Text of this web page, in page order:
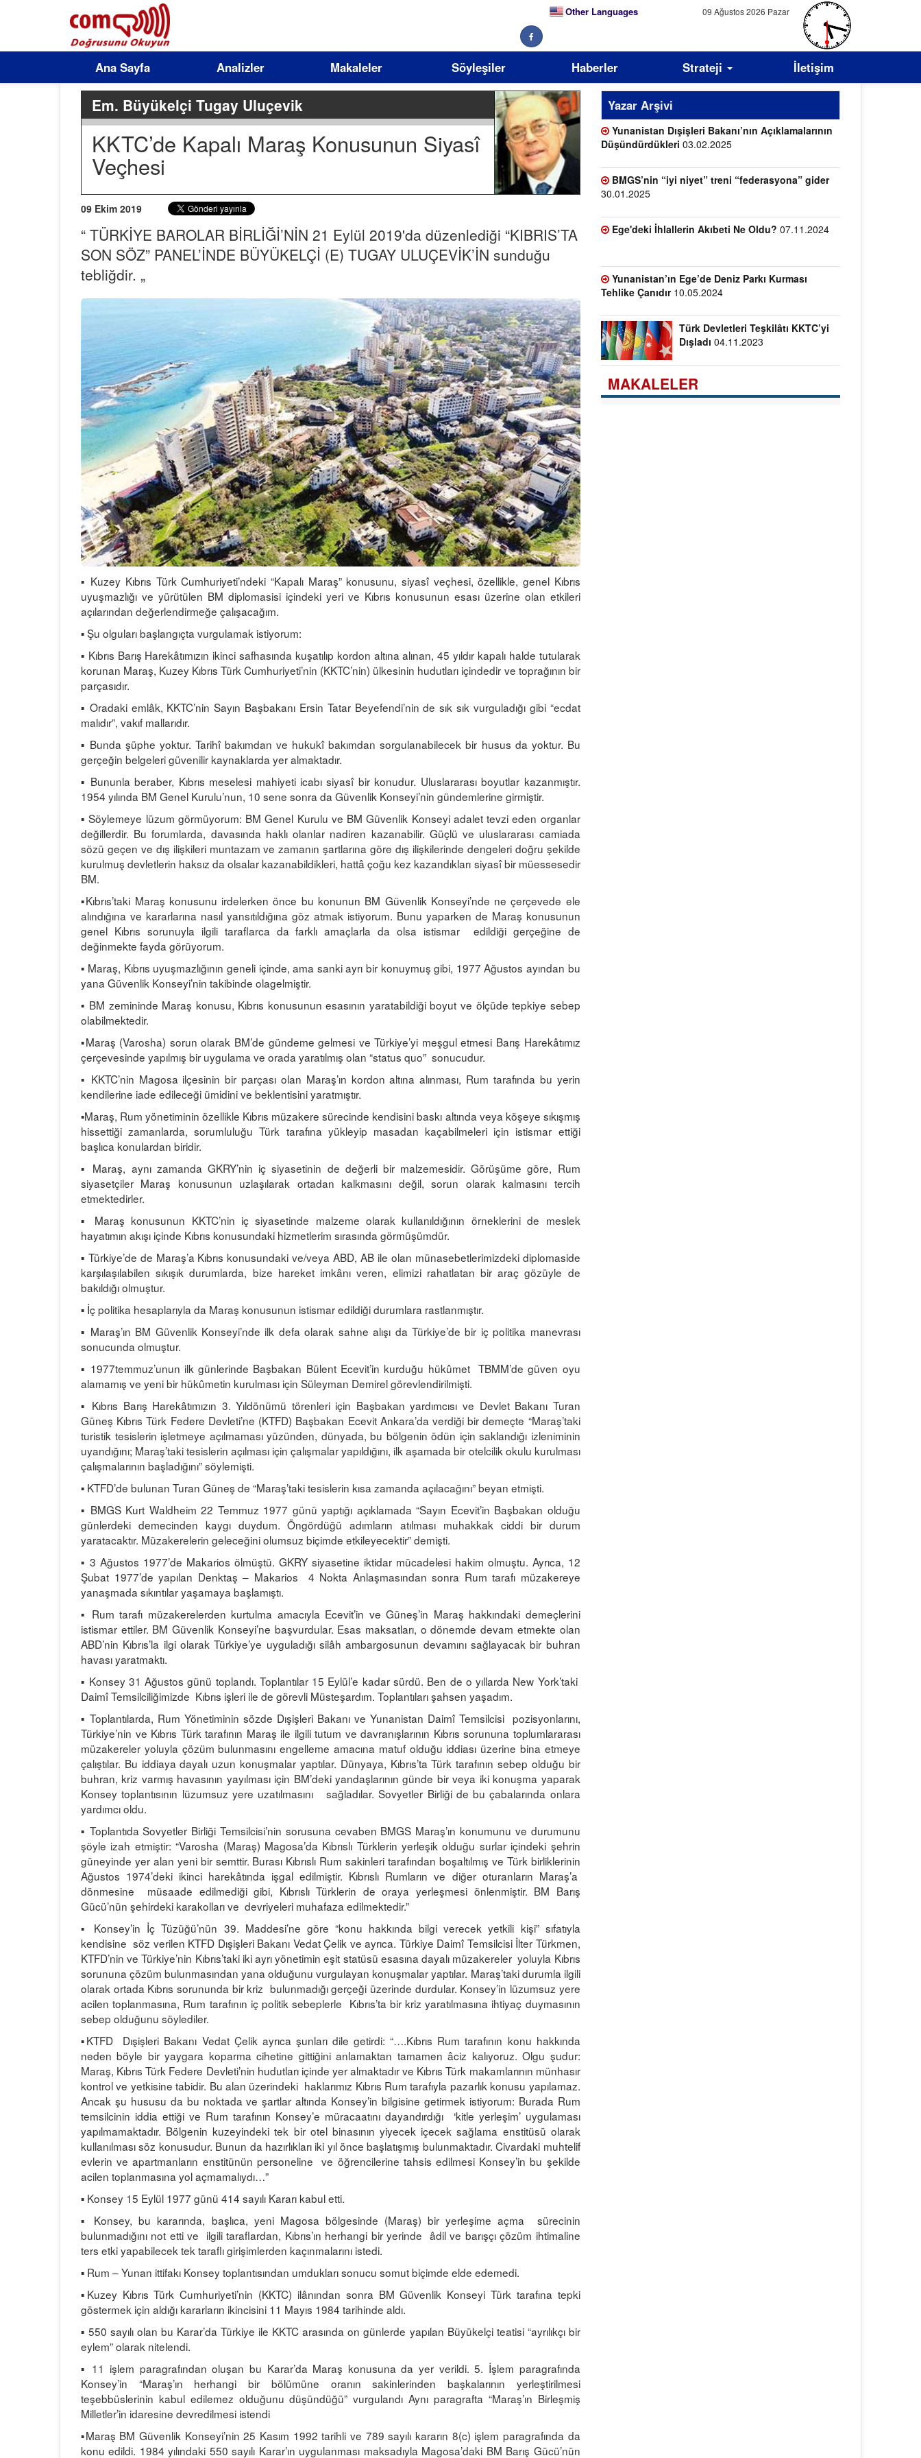
09 Ağustos 2026 Pazar
Other Languages
Ana Sayfa Analizler Makaleler Söyleşiler Haberler Strateji İletişim
Em. Büyükelçi Tugay Uluçevik
KKTC’de Kapalı Maraş Konusunun Siyasî
Veçhesi
09 Ekim 2019
“ TÜRKİYE BAROLAR BİRLİĞİ’NİN 21 Eylül 2019'da düzenlediği “KIBRIS’TA
SON SÖZ” PANEL’İNDE BÜYÜKELÇİ (E) TUGAY ULUÇEVİK’İN sunduğu
tebliğdir. „
▪ Kuzey Kıbrıs Türk Cumhuriyeti’ndeki “Kapalı Maraş” konusunu, siyasî veçhesi, özellikle, genel Kıbrıs
uyuşmazlığı ve yürütülen BM diplomasisi içindeki yeri ve Kıbrıs konusunun esası üzerine olan etkileri
açılarından değerlendirmeğe çalışacağım.
▪ Şu olguları başlangıçta vurgulamak istiyorum:
▪ Kıbrıs Barış Harekâtımızın ikinci safhasında kuşatılıp kordon altına alınan, 45 yıldır kapalı halde tutularak
korunan Maraş, Kuzey Kıbrıs Türk Cumhuriyeti’nin (KKTC’nin) ülkesinin hudutları içindedir ve toprağının bir
parçasıdır.
▪ Oradaki emlâk, KKTC’nin Sayın Başbakanı Ersin Tatar Beyefendi’nin de sık sık vurguladığı gibi “ecdat
malıdır”, vakıf mallarıdır.
▪ Bunda şüphe yoktur. Tarihî bakımdan ve hukukî bakımdan sorgulanabilecek bir husus da yoktur. Bu
gerçeğin belgeleri güvenilir kaynaklarda yer almaktadır.
▪ Bununla beraber, Kıbrıs meselesi mahiyeti icabı siyasî bir konudur. Uluslararası boyutlar kazanmıştır.
1954 yılında BM Genel Kurulu’nun, 10 sene sonra da Güvenlik Konseyi’nin gündemlerine girmiştir.
▪ Söylemeye lüzum görmüyorum: BM Genel Kurulu ve BM Güvenlik Konseyi adalet tevzi eden organlar
değillerdir. Bu forumlarda, davasında haklı olanlar nadiren kazanabilir. Güçlü ve uluslararası camiada
sözü geçen ve dış ilişkileri muntazam ve zamanın şartlarına göre dış ilişkilerinde dengeleri doğru şekilde
kurulmuş devletlerin haksız da olsalar kazanabildikleri, hattâ çoğu kez kazandıkları siyasî bir müessesedir
BM.
▪Kıbrıs’taki Maraş konusunu irdelerken önce bu konunun BM Güvenlik Konseyi’nde ne çerçevede ele
alındığına ve kararlarına nasıl yansıtıldığına göz atmak istiyorum. Bunu yaparken de Maraş konusunun
genel Kıbrıs sorunuyla ilgili taraflarca da farklı amaçlarla da olsa istismar edildiği gerçeğine de
değinmekte fayda görüyorum.
▪ Maraş, Kıbrıs uyuşmazlığının geneli içinde, ama sanki ayrı bir konuymuş gibi, 1977 Ağustos ayından bu
yana Güvenlik Konseyi’nin takibinde olagelmiştir.
▪ BM zemininde Maraş konusu, Kıbrıs konusunun esasının yaratabildiği boyut ve ölçüde tepkiye sebep
olabilmektedir.
▪Maraş (Varosha) sorun olarak BM’de gündeme gelmesi ve Türkiye’yi meşgul etmesi Barış Harekâtımız
çerçevesinde yapılmış bir uygulama ve orada yaratılmış olan “status quo” sonucudur.
▪ KKTC’nin Magosa ilçesinin bir parçası olan Maraş’ın kordon altına alınması, Rum tarafında bu yerin
kendilerine iade edileceği ümidini ve beklentisini yaratmıştır.
▪Maraş, Rum yönetiminin özellikle Kıbrıs müzakere sürecinde kendisini baskı altında veya köşeye sıkışmış
hissettiği zamanlarda, sorumluluğu Türk tarafına yükleyip masadan kaçabilmeleri için istismar ettiği
başlıca konulardan biridir.
▪ Maraş, aynı zamanda GKRY’nin iç siyasetinin de değerli bir malzemesidir. Görüşüme göre, Rum
siyasetçiler Maraş konusunun uzlaşılarak ortadan kalkmasını değil, sorun olarak kalmasını tercih
etmektedirler.
▪ Maraş konusunun KKTC’nin iç siyasetinde malzeme olarak kullanıldığının örneklerini de meslek
hayatımın akışı içinde Kıbrıs konusundaki hizmetlerim sırasında görmüşümdür.
▪ Türkiye’de de Maraş’a Kıbrıs konusundaki ve/veya ABD, AB ile olan münasebetlerimizdeki diplomaside
karşılaşılabilen sıkışık durumlarda, bize hareket imkânı veren, elimizi rahatlatan bir araç gözüyle de
bakıldığı olmuştur.
▪ İç politika hesaplarıyla da Maraş konusunun istismar edildiği durumlara rastlanmıştır.
▪ Maraş’ın BM Güvenlik Konseyi’nde ilk defa olarak sahne alışı da Türkiye’de bir iç politika manevrası
sonucunda olmuştur.
▪ 1977temmuz’unun ilk günlerinde Başbakan Bülent Ecevit’in kurduğu hükûmet TBMM’de güven oyu
alamamış ve yeni bir hükûmetin kurulması için Süleyman Demirel görevlendirilmişti.
▪ Kıbrıs Barış Harekâtımızın 3. Yıldönümü törenleri için Başbakan yardımcısı ve Devlet Bakanı Turan
Güneş Kıbrıs Türk Federe Devleti’ne (KTFD) Başbakan Ecevit Ankara’da verdiği bir demeçte “Maraş’taki
turistik tesislerin işletmeye açılmaması yüzünden, dünyada, bu bölgenin ödün için saklandığı izleniminin
uyandığını; Maraş’taki tesislerin açılması için çalışmalar yapıldığını, ilk aşamada bir otelcilik okulu kurulması
çalışmalarının başladığını” söylemişti.
▪ KTFD’de bulunan Turan Güneş de “Maraş’taki tesislerin kısa zamanda açılacağını” beyan etmişti.
▪ BMGS Kurt Waldheim 22 Temmuz 1977 günü yaptığı açıklamada “Sayın Ecevit’in Başbakan olduğu
günlerdeki demecinden kaygı duydum. Öngördüğü adımların atılması muhakkak ciddi bir durum
yaratacaktır. Müzakerelerin geleceğini olumsuz biçimde etkileyecektir” demişti.
▪ 3 Ağustos 1977’de Makarios ölmüştü. GKRY siyasetine iktidar mücadelesi hakim olmuştu. Ayrıca, 12
Şubat 1977’de yapılan Denktaş – Makarios 4 Nokta Anlaşmasından sonra Rum tarafı müzakereye
yanaşmada sıkıntılar yaşamaya başlamıştı.
▪ Rum tarafı müzakerelerden kurtulma amacıyla Ecevit’in ve Güneş’in Maraş hakkındaki demeçlerini
istismar ettiler. BM Güvenlik Konseyi’ne başvurdular. Esas maksatları, o dönemde devam etmekte olan
ABD’nin Kıbrıs’la ilgi olarak Türkiye’ye uyguladığı silâh ambargosunun devamını sağlayacak bir buhran
havası yaratmaktı.
▪ Konsey 31 Ağustos günü toplandı. Toplantılar 15 Eylül’e kadar sürdü. Ben de o yıllarda New York’taki
Daimî Temsilciliğimizde Kıbrıs işleri ile de görevli Müsteşardım. Toplantıları şahsen yaşadım.
▪ Toplantılarda, Rum Yönetiminin sözde Dışişleri Bakanı ve Yunanistan Daimî Temsilcisi pozisyonlarını,
Türkiye’nin ve Kıbrıs Türk tarafının Maraş ile ilgili tutum ve davranışlarının Kıbrıs sorununa toplumlararası
müzakereler yoluyla çözüm bulunmasını engelleme amacına matuf olduğu iddiası üzerine bina etmeye
çalıştılar. Bu iddiaya dayalı uzun konuşmalar yaptılar. Dünyaya, Kıbrıs’ta Türk tarafının sebep olduğu bir
buhran, kriz varmış havasının yayılması için BM’deki yandaşlarının günde bir veya iki konuşma yaparak
Konsey toplantısının lüzumsuz yere uzatılmasını sağladılar. Sovyetler Birliği de bu çabalarında onlara
yardımcı oldu.
▪ Toplantıda Sovyetler Birliği Temsilcisi’nin sorusuna cevaben BMGS Maraş’ın konumunu ve durumunu
şöyle izah etmiştir: “Varosha (Maraş) Magosa’da Kıbrıslı Türklerin yerleşik olduğu surlar içindeki şehrin
güneyinde yer alan yeni bir semttir. Burası Kıbrıslı Rum sakinleri tarafından boşaltılmış ve Türk birliklerinin
Ağustos 1974’deki ikinci harekâtında işgal edilmiştir. Kıbrıslı Rumların ve diğer oturanların Maraş’a
dönmesine müsaade edilmediği gibi, Kıbrıslı Türklerin de oraya yerleşmesi önlenmiştir. BM Barış
Gücü’nün şehirdeki karakolları ve devriyeleri muhafaza edilmektedir.”
▪ Konsey’in İç Tüzüğü’nün 39. Maddesi’ne göre “konu hakkında bilgi verecek yetkili kişi” sıfatıyla
kendisine söz verilen KTFD Dışişleri Bakanı Vedat Çelik ve ayrıca. Türkiye Daimî Temsilcisi İlter Türkmen,
KTFD’nin ve Türkiye’nin Kıbrıs’taki iki ayrı yönetimin eşit statüsü esasına dayalı müzakereler yoluyla Kıbrıs
sorununa çözüm bulunmasından yana olduğunu vurgulayan konuşmalar yaptılar. Maraş’taki durumla ilgili
olarak ortada Kıbrıs sorununda bir kriz bulunmadığı gerçeği üzerinde durdular. Konsey’in lüzumsuz yere
acilen toplanmasına, Rum tarafının iç politik sebeplerle Kıbrıs’ta bir kriz yaratılmasına ihtiyaç duymasının
sebep olduğunu söylediler.
▪KTFD Dışişleri Bakanı Vedat Çelik ayrıca şunları dile getirdi: “….Kıbrıs Rum tarafının konu hakkında
neden böyle bir yaygara koparma cihetine gittiğini anlamaktan tamamen âciz kalıyoruz. Olgu şudur:
Maraş, Kıbrıs Türk Federe Devleti’nin hudutları içinde yer almaktadır ve Kıbrıs Türk makamlarının münhasır
kontrol ve yetkisine tabidir. Bu alan üzerindeki haklarımız Kıbrıs Rum tarafıyla pazarlık konusu yapılamaz.
Ancak şu hususu da bu noktada ve şartlar altında Konsey’in bilgisine getirmek istiyorum: Burada Rum
temsilcinin iddia ettiği ve Rum tarafının Konsey’e müracaatını dayandırdığı ‘kitle yerleşim’ uygulaması
yapılmamaktadır. Bölgenin kuzeyindeki tek bir otel binasının yiyecek içecek sağlama enstitüsü olarak
kullanılması söz konusudur. Bunun da hazırlıkları iki yıl önce başlatışmış bulunmaktadır. Civardaki muhtelif
evlerin ve apartmanların enstitünün personeline ve öğrencilerine tahsis edilmesi Konsey’in bu şekilde
acilen toplanmasına yol açmamalıydı…”
▪ Konsey 15 Eylül 1977 günü 414 sayılı Kararı kabul etti.
▪ Konsey, bu kararında, başlıca, yeni Magosa bölgesinde (Maraş) bir yerleşime açma sürecinin
bulunmadığını not etti ve ilgili taraflardan, Kıbrıs’ın herhangi bir yerinde âdil ve barışçı çözüm ihtimaline
ters etki yapabilecek tek taraflı girişimlerden kaçınmalarını istedi.
▪ Rum – Yunan ittifakı Konsey toplantısından umdukları sonucu somut biçimde elde edemedi.
▪Kuzey Kıbrıs Türk Cumhuriyeti’nin (KKTC) ilânından sonra BM Güvenlik Konseyi Türk tarafına tepki
göstermek için aldığı kararların ikincisini 11 Mayıs 1984 tarihinde aldı.
▪ 550 sayılı olan bu Karar’da Türkiye ile KKTC arasında on günlerde yapılan Büyükelçi teatisi “ayrılıkçı bir
eylem” olarak nitelendi.
▪ 11 işlem paragrafından oluşan bu Karar’da Maraş konusuna da yer verildi. 5. İşlem paragrafında
Konsey’in “Maraş’ın herhangi bir bölümüne oranın sakinlerinden başkalarının yerleştirilmesi
teşebbüslerinin kabul edilemez olduğunu düşündüğü” vurgulandı Aynı paragrafta “Maraş’ın Birleşmiş
Milletler’in idaresine devredilmesi istendi
▪Maraş BM Güvenlik Konseyi’nin 25 Kasım 1992 tarihli ve 789 sayılı kararın 8(c) işlem paragrafında da
konu edildi. 1984 yılındaki 550 sayılı Karar’ın uygulanması maksadıyla Magosa’daki BM Barış Gücü’nün
Yazar Arşivi
Yunanistan Dışişleri Bakanı’nın Açıklamalarının
Düşündürdükleri 03.02.2025
BMGS’nin “iyi niyet” treni “federasyona” gider
30.01.2025
Ege'deki İhlallerin Akıbeti Ne Oldu? 07.11.2024
Yunanistan’ın Ege’de Deniz Parkı Kurması
Tehlike Çanıdır10.05.2024
Türk Devletleri Teşkilâtı KKTC’yi
Dışladı 04.11.2023
MAKALELER